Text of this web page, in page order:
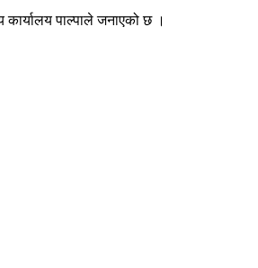
कार्यालय पाल्पाले जनाएको छ ।